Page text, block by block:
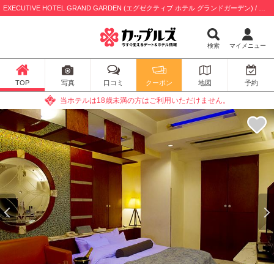
検索 マイメニュー
TOP 写真 口コミ クーポン 地図 予約
当ホテルは18歳未満の方はご利用いただけません。